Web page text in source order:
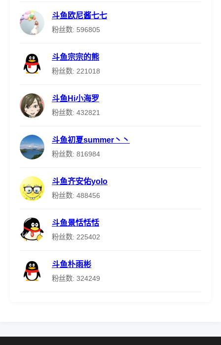
斗鱼欧尼酱七七
粉丝数: 596805
斗鱼宗宗的熊
粉丝数: 221018
斗鱼Hi小海罗
粉丝数: 432821
斗鱼初夏summer丶丶
粉丝数: 816984
斗鱼齐安佑yolo
粉丝数: 488456
斗鱼景恬恬恬
粉丝数: 225402
斗鱼朴雨彬
粉丝数: 324249